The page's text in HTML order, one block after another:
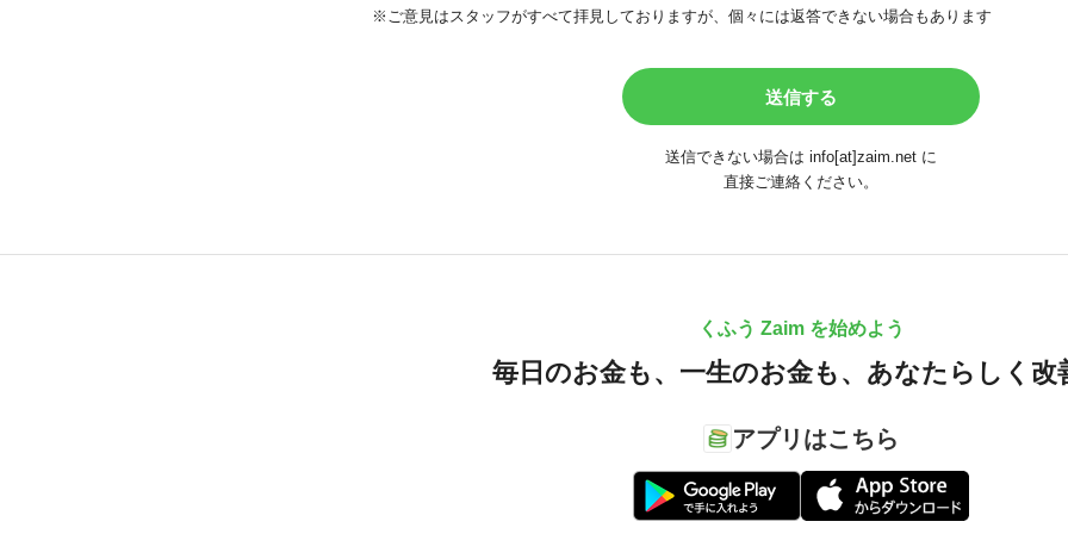
※ご意見はスタッフがすべて拝見しておりますが、個々には返答できない場合もあります
送信できない場合は info[at]zaim.net に
直接ご連絡ください。
くふう Zaim を始めよう
毎日のお金も、 一生のお金も、 あなたらしく改
アプリはこちら